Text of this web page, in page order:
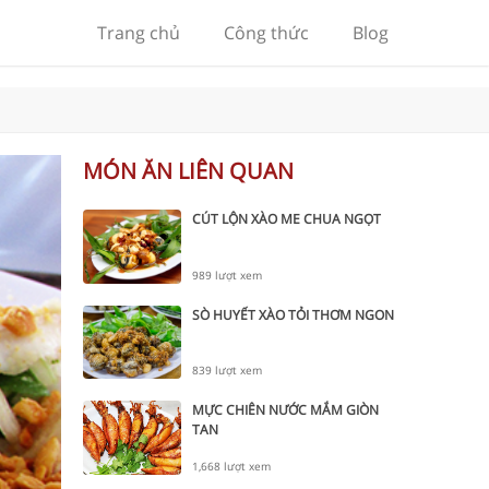
Trang chủ Công thức Blog
MÓN ĂN LIÊN QUAN
CÚT LỘN XÀO ME CHUA NGỌT
989 lượt xem
SÒ HUYẾT XÀO TỎI THƠM NGON
839 lượt xem
MỰC CHIÊN NƯỚC MẮM GIÒN
TAN
1,668 lượt xem